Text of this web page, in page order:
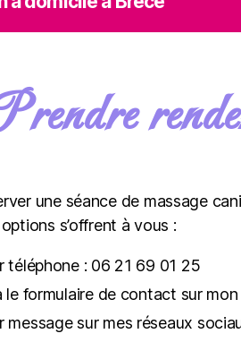
une séance de massage
s’offrent à vous :
téléphone : 06 21 69 01 25
le formulaire de contact sur
message sur mes réseaux